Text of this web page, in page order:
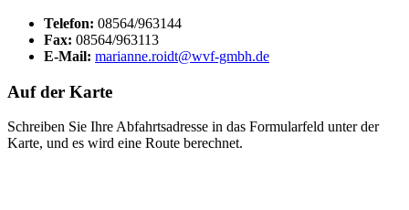
Telefon: 08564/963144
Fax: 08564/963113
E-Mail: marianne.roidt@wvf-gmbh.de
Auf der Karte
Schreiben Sie Ihre Abfahrtsadresse in das Formularfeld unter der
Karte, und es wird eine Route berechnet.